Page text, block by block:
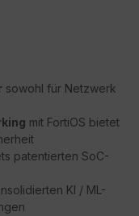
sowohl für Netzwerk
mit FortiOS bietet
patentierten SoC-
KI / ML-